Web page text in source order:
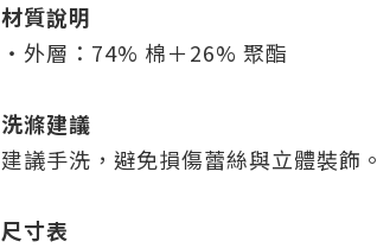
材質說明
・外層： 74% 棉＋26% 聚酯
洗滌建議
建議手洗，避免損傷蕾絲與立體裝飾。
尺寸表